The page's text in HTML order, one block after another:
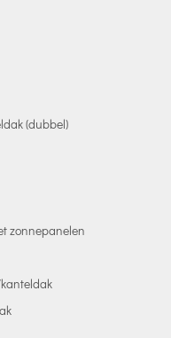
(dubbel)
zonnepanelen